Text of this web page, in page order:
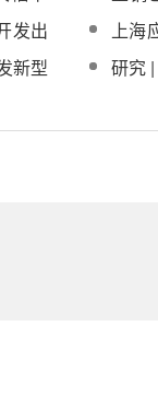
电项
发出
上海
能热
新型
研究